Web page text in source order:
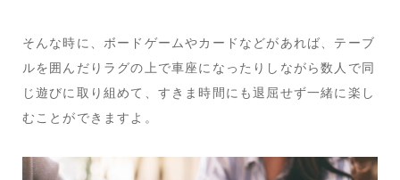
そんな時に、ボードゲームやカードなどがあれば、テーブ
ルを囲んだりラグの上で車座になったりしながら数人で同
じ遊びに取り組めて、すきま時間にも退屈せず一緒に楽し
むことができますよ。